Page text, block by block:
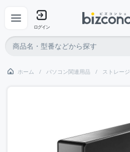
ログイン
ホーム パソコン関連用品 ストレージ